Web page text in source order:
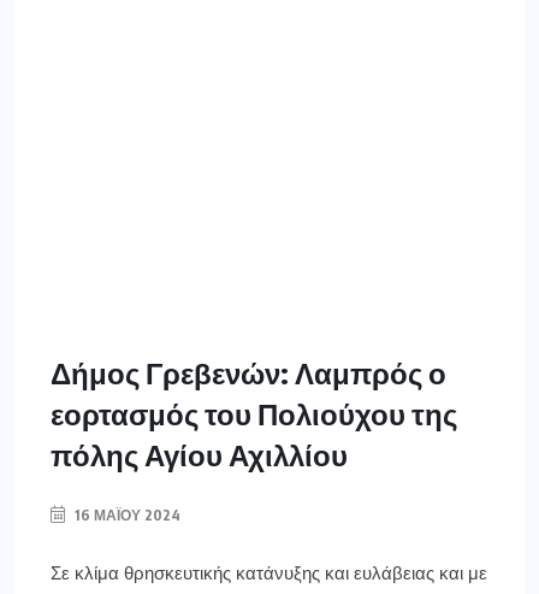
Δήμος Γρεβενών: Λαμπρός ο
εορτασμός του Πολιούχου της
πόλης Αγίου Αχιλλίου
16 ΜΑΪ́ΟΥ 2024
Σε κλίμα θρησκευτικής κατάνυξης και ευλάβειας και με